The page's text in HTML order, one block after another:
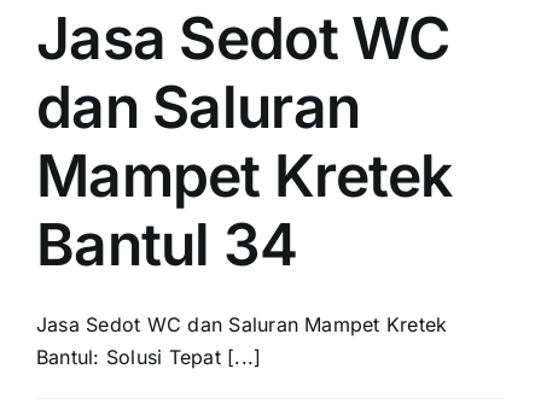
Jasa Sedot WC
dan Saluran
Mampet Kretek
Bantul 34
Jasa Sedot WC dan Saluran Mampet Kretek
Bantul: Solusi Tepat [...]